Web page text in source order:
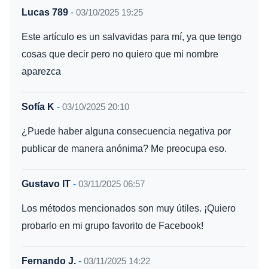
Lucas 789 - 03/10/2025 19:25
Este artículo es un salvavidas para mí, ya que tengo
cosas que decir pero no quiero que mi nombre
aparezca
Sofía K - 03/10/2025 20:10
¿Puede haber alguna consecuencia negativa por
publicar de manera anónima? Me preocupa eso.
Gustavo IT - 03/11/2025 06:57
Los métodos mencionados son muy útiles. ¡Quiero
probarlo en mi grupo favorito de Facebook!
Fernando J. - 03/11/2025 14:22